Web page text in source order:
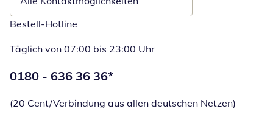
Bestell-Hotline
Täglich von 07:00 bis 23:00 Uhr
Telefonnummer:
0180 - 636 36 36*
(20 Cent/Verbindung aus allen deutschen Netzen)